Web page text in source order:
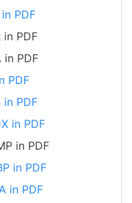
PDF
in PDF
in PDF
PDF
in PDF
in PDF
in PDF
in PDF
in PDF